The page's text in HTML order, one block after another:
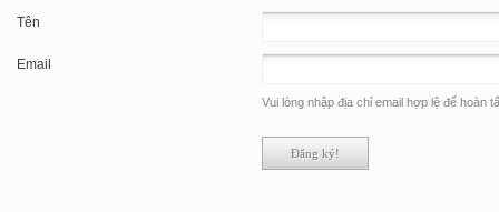
Tên
Email
Vui lòng nhập địa chỉ email hợp lệ để hoàn